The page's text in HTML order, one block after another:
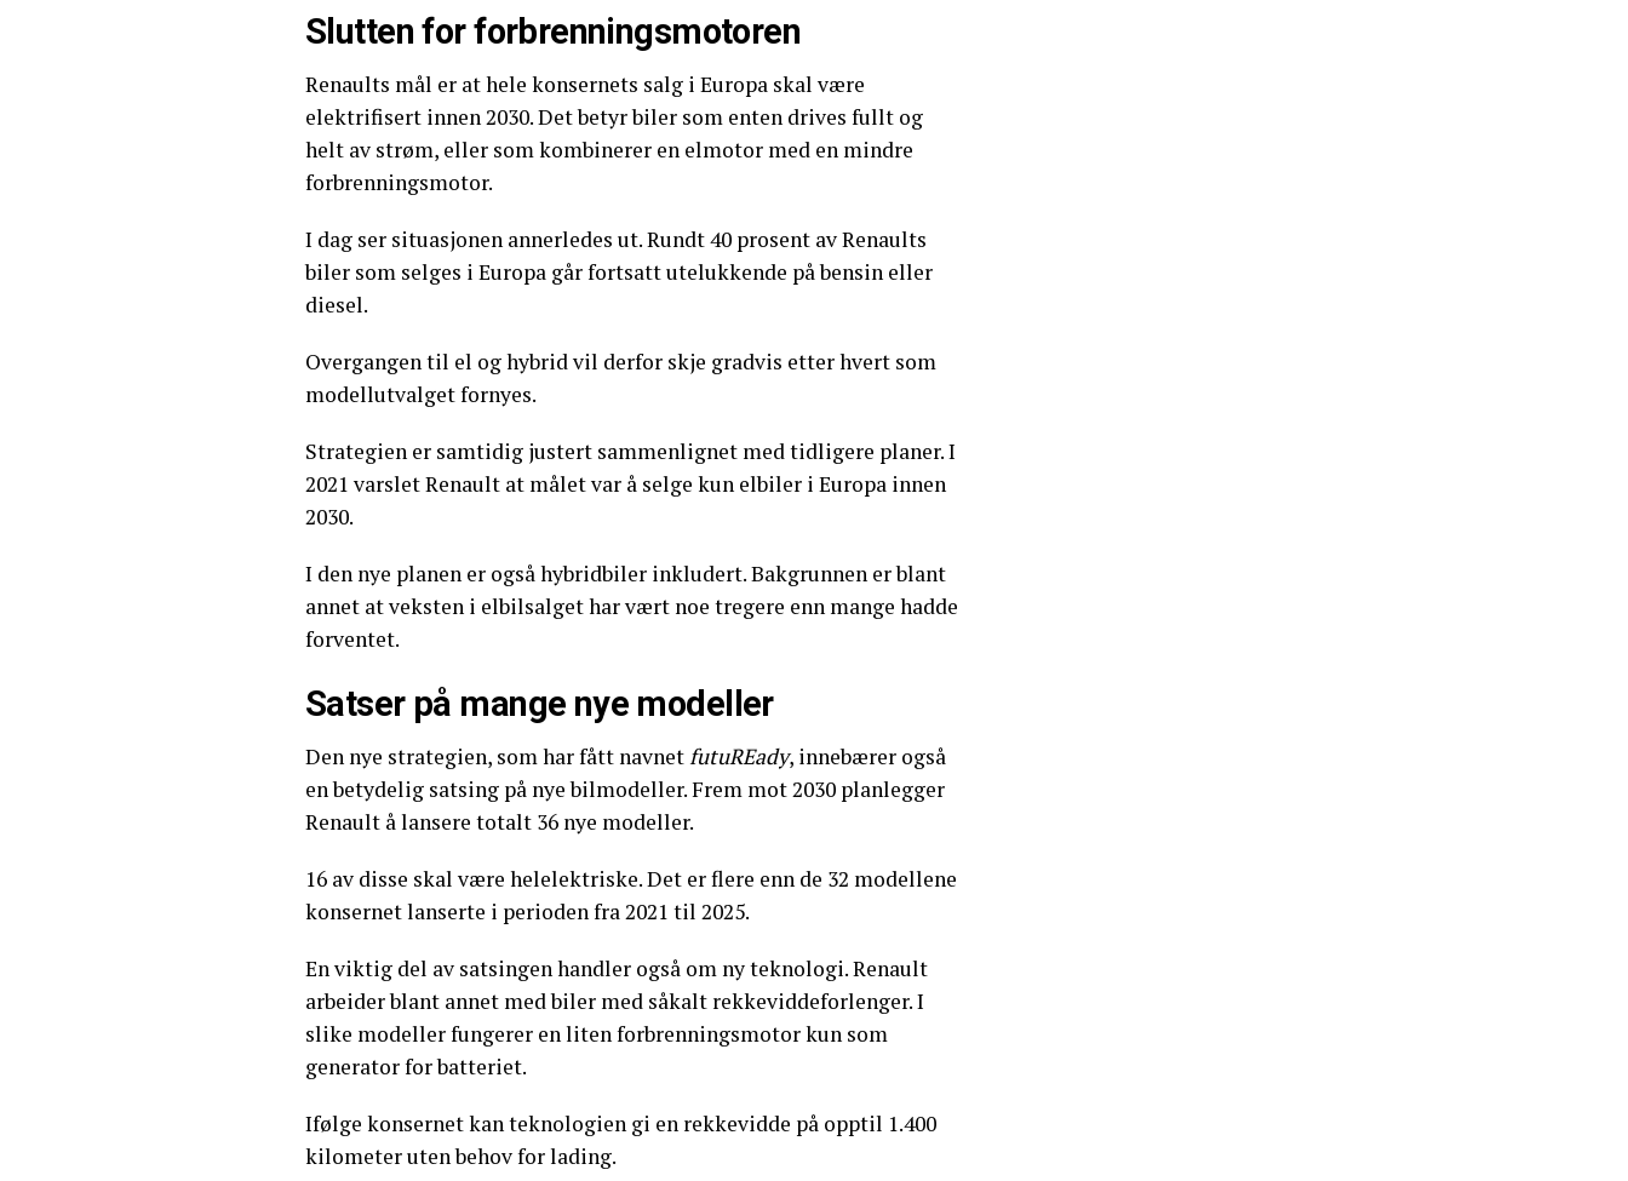
Slutten for forbrenningsmotoren
Renaults mål er at hele konsernets salg i Europa skal være
elektrifisert innen 2030. Det betyr biler som enten drives fullt og
helt av strøm, eller som kombinerer en elmotor med en mindre
forbrenningsmotor.
I dag ser situasjonen annerledes ut. Rundt 40 prosent av Renaults
biler som selges i Europa går fortsatt utelukkende på bensin eller
diesel.
Overgangen til el og hybrid vil derfor skje gradvis etter hvert som
modellutvalget fornyes.
Strategien er samtidig justert sammenlignet med tidligere planer. I
2021 varslet Renault at målet var å selge kun elbiler i Europa innen
2030.
I den nye planen er også hybridbiler inkludert. Bakgrunnen er blant
annet at veksten i elbilsalget har vært noe tregere enn mange hadde
forventet.
Satser på mange nye modeller
Den nye strategien, som har fått navnetfutuREady, innebærer også
en betydelig satsing på nye bilmodeller. Frem mot 2030 planlegger
Renault å lansere totalt 36 nye modeller.
16 av disse skal være helelektriske. Det er flere enn de 32 modellene
konsernet lanserte i perioden fra 2021 til 2025.
En viktig del av satsingen handler også om ny teknologi. Renault
arbeider blant annet med biler med såkalt rekkeviddeforlenger. I
slike modeller fungerer en liten forbrenningsmotor kun som
generator for batteriet.
Ifølge konsernet kan teknologien gi en rekkevidde på opptil 1.400
kilometer uten behov for lading.